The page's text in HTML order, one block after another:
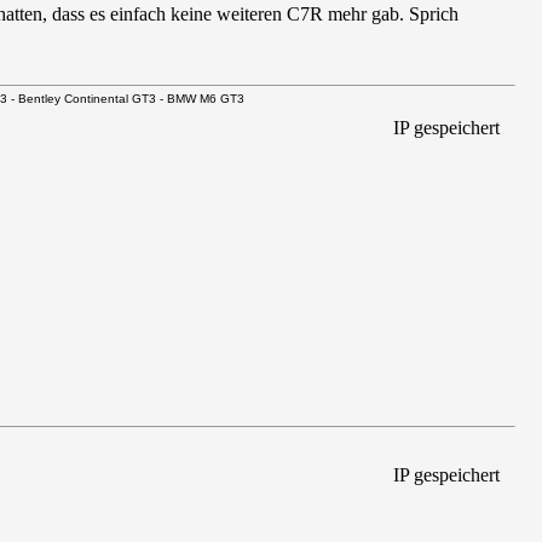
dass es einfach keine weiteren C7R mehr gab. Sprich
- Bentley Continental GT3 - BMW M6 GT3
IP gespeichert
IP gespeichert